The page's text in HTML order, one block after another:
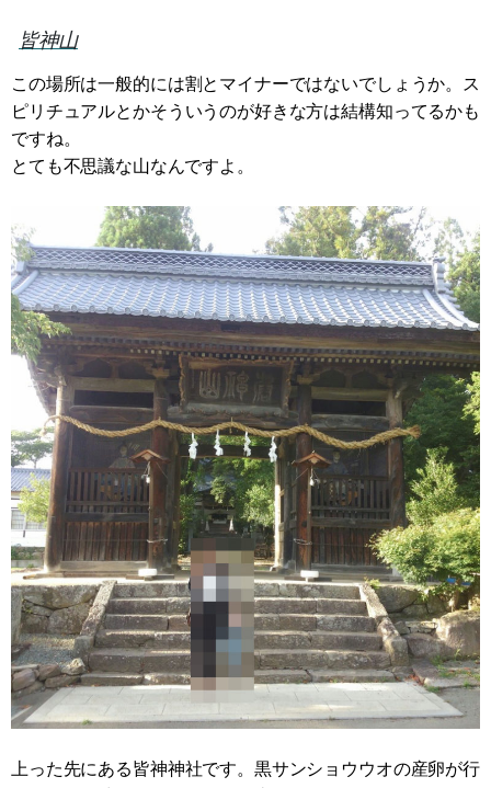
皆神山
この場所は一般的には割とマイナーではないでしょうか。ス
ピリチュアルとかそういうのが好きな方は結構知ってるかも
ですね。
とても不思議な山なんですよ。
上った先にある皆神神社です。黒サンショウウオの産卵が行